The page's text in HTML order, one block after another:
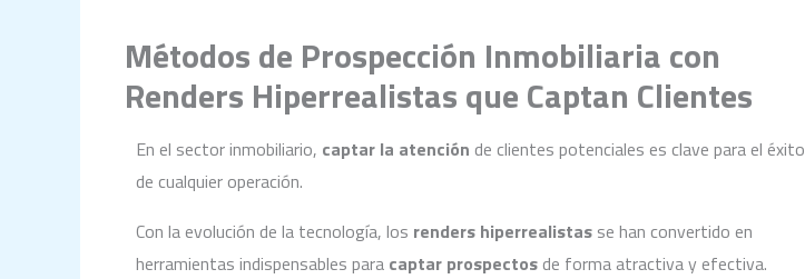
Métodos de Prospección Inmobiliaria con
Renders Hiperrealistas que Captan Clientes
En el sector inmobiliario, captar la atención de clientes potenciales es clave para el éxito
de cualquier operación.
Con la evolución de la tecnología, los renders hiperrealistas se han convertido en
herramientas indispensables para captar prospectosde forma atractiva y efectiva.